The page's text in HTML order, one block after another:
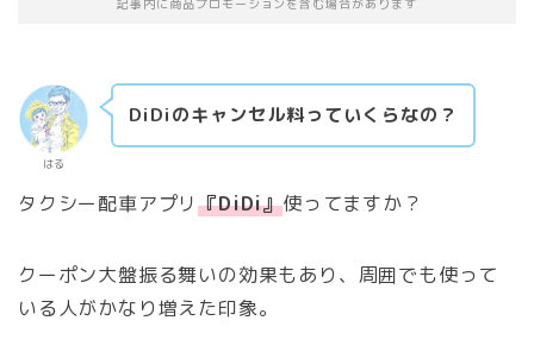
記事内に商品プロモーションを含む場合があります
はる
DiDiのキャンセル料っていくらなの？
タクシー配車アプリ『DiDi』使ってますか？
クーポン大盤振る舞いの効果もあり、周囲でも使って
いる人がかなり増えた印象。